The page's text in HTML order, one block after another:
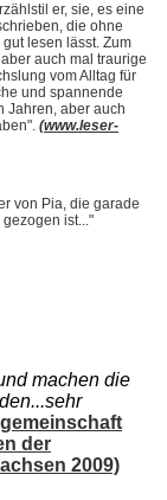
er, sie, es eine
die ohne
lesen lässt. Zum
auch mal traurige
vom Alltag für
und spannende
Jahren, aber auch
(www.leser-
von Pia, die garade
ist..."
machen die
der
2009)